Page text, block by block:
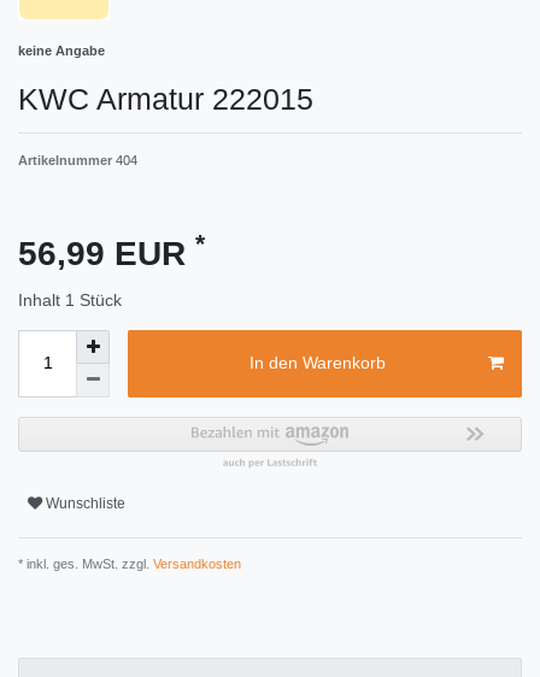
keine Angabe
KWC Armatur 222015
Artikelnummer 404
56,99 EUR *
Inhalt 1 Stück
In den Warenkorb
Wunschliste
* inkl. ges. MwSt. zzgl. Versandkosten